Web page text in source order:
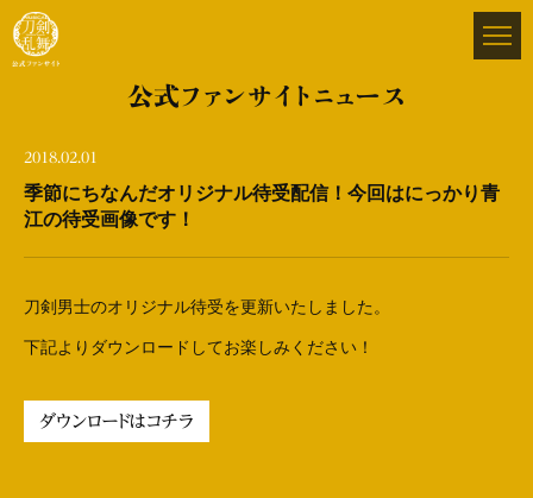
公式ファンサイトニュース
2018.02.01
季節にちなんだオリジナル待受配信！今回はにっかり青
江の待受画像です！
刀剣男士のオリジナル待受を更新いたしました。
下記よりダウンロードしてお楽しみください！
ダウンロードはコチラ